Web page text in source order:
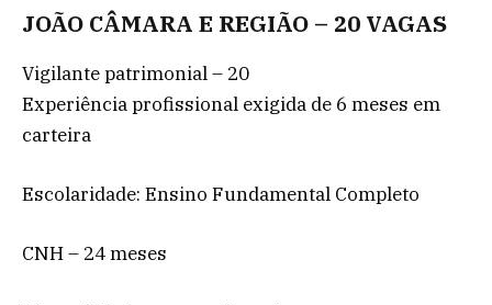
JOÃO CÂMARA E REGIÃO – 20 VAGAS
Vigilante patrimonial – 20
Experiência profissional exigida de 6 meses em
carteira
Escolaridade: Ensino Fundamental Completo
CNH – 24 meses